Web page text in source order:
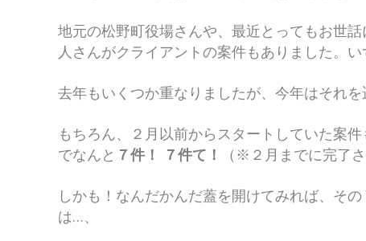
地元の松野町役場さんや、最近とってもお世
人さんがクライアントの案件もありました。
去年もいくつか重なりましたが、今年はそれを
もちろん、２月以前からスタートしていた案
でなんと ７件！ ７件て！ （※２月までに完了
しかも！なんだかんだ蓋を開けてみれば、その
は…、